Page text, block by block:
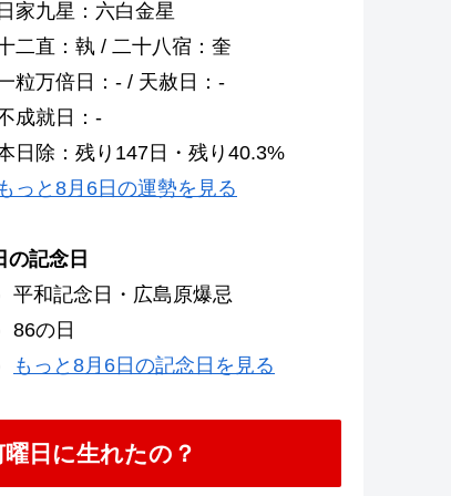
日家九星：六白金星
二直：執 / 二十八宿：奎
粒万倍日：- / 天赦日：-
成就日：-
日除：残り147日・残り40.3%
もっと8月6日の運勢を見る
の記念日
平和記念日・広島原爆忌
86の日
もっと8月6日の記念日を見る
曜日に生れたの？